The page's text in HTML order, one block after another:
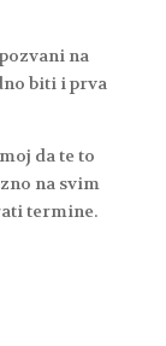
na
biti i prva
da te to
na svim
termine.